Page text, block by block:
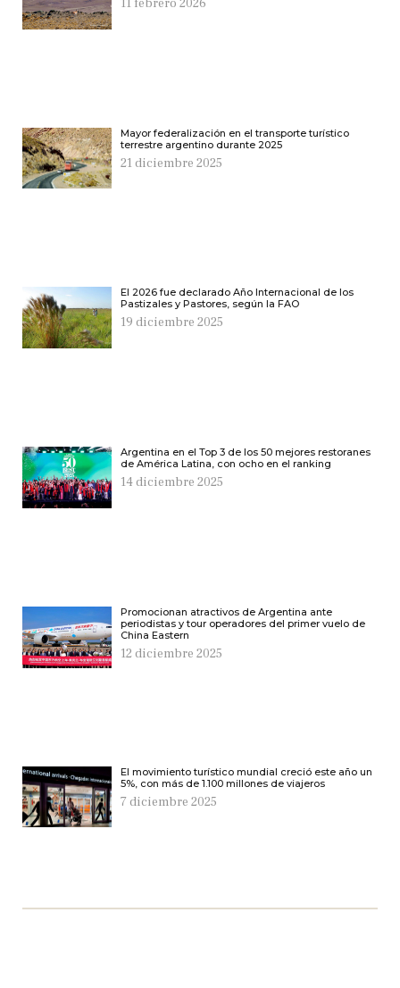
11 febrero 2026
Mayor federalización en el transporte turístico
terrestre argentino durante 2025
21 diciembre 2025
El 2026 fue declarado Año Internacional de los
Pastizales y Pastores, según la FAO
19 diciembre 2025
Argentina en el Top 3 de los 50 mejores restoranes
de América Latina, con ocho en el ranking
14 diciembre 2025
Promocionan atractivos de Argentina ante
periodistas y tour operadores del primer vuelo de
China Eastern
12 diciembre 2025
El movimiento turístico mundial creció este año un
5%, con más de 1.100 millones de viajeros
7 diciembre 2025